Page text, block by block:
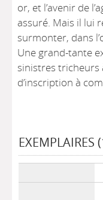
or, et l’avenir de
assuré. Mais il lui
surmonter, dans
Une grand-tante
sinistres tricheurs
d’inscription à
EXEMPLAIRES